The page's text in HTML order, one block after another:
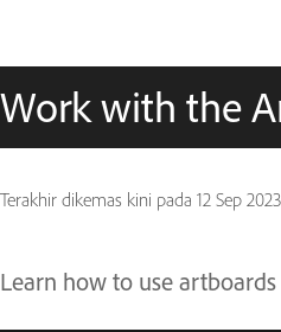
Work with the
Terakhir dikemas kini pada 12 Sep 2023
Learn how to use